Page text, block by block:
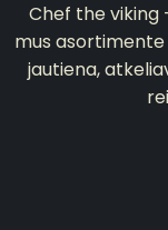
Chef the viking
mus
jautiena,